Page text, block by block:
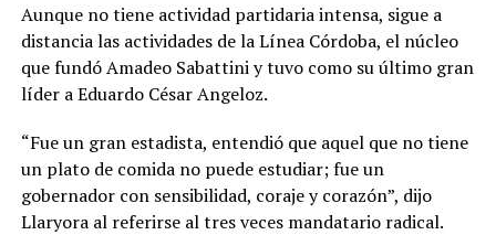
Aunque no tiene actividad partidaria intensa, sigue a
distancia las actividades de la Línea Córdoba, el núcleo
que fundó Amadeo Sabattini y tuvo como su último gran
líder a Eduardo César Angeloz.
“Fue un gran estadista, entendió que aquel que no tiene
un plato de comida no puede estudiar; fue un
gobernador con sensibilidad, coraje y corazón”, dijo
Llaryora al referirse al tres veces mandatario radical.